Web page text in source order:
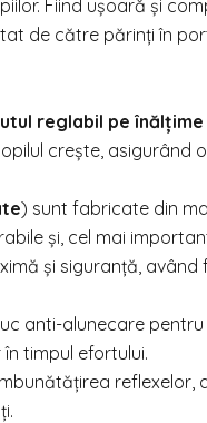
Fiind ușoară și
de către părinți în
reglabil pe înălțime
crește, asigurând
) sunt fabricate din
și, cel mai
și siguranță, având
anti-alunecare
timpul efortului.
reflexelor,